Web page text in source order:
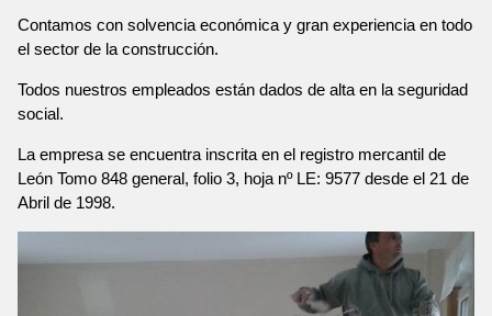
Contamos con solvencia económica y gran experiencia en todo
el sector de la construcción.
Todos nuestros empleados están dados de alta en la seguridad
social.
La empresa se encuentra inscrita en el registro mercantil de
León Tomo 848 general, folio 3, hoja nº LE: 9577 desde el 21 de
Abril de 1998.